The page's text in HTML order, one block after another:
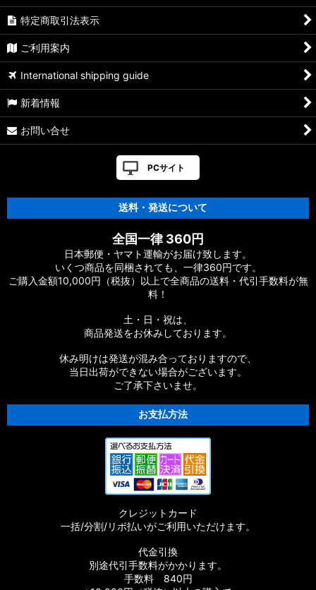
特定商取引法表示
ご利用案内
International shipping guide
新着情報
お問い合せ
PCサイト
送料・発送について
全国一律 360円
日本郵便・ヤマト運輸がお届け致します。
いくつ商品を同梱されても、一律360円です。
ご購入金額10,000円（税抜）以上で全商品の送料・代引手数料が無
料！
土・日・祝は、
商品発送をお休みしております。
休み明けは発送が混み合っておりますので、
当日出荷ができない場合がございます。
ご了承下さいませ。
お支払方法
クレジットカード
一括/分割/リボ払いがご利用いただけます。
代金引換
別途代引手数料がかかります。
手数料 840円